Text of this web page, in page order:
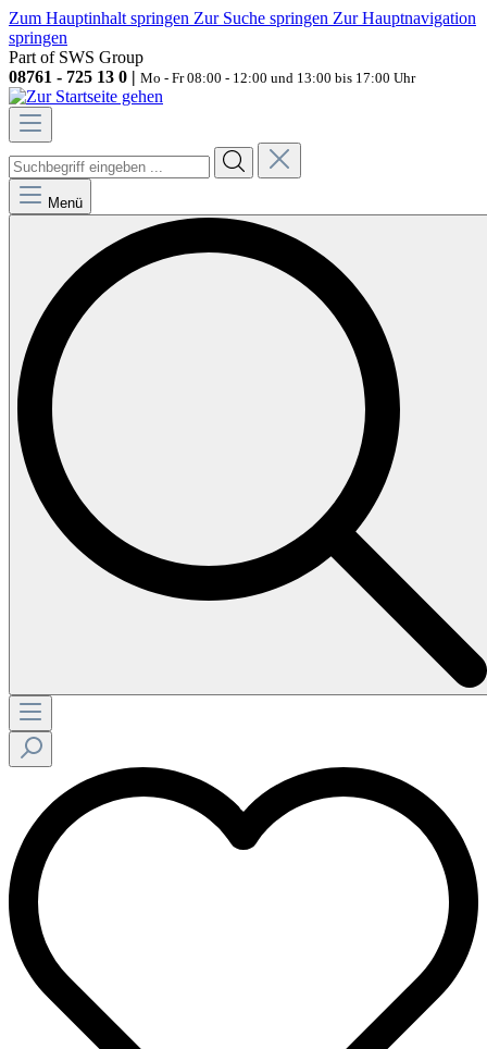
Zum Hauptinhalt springen Zur Suche springen Zur Hauptnavigation
springen
Part of SWS Group
08761 - 725 13 0 | Mo - Fr 08:00 - 12:00 und 13:00 bis 17:00 Uhr
Menü